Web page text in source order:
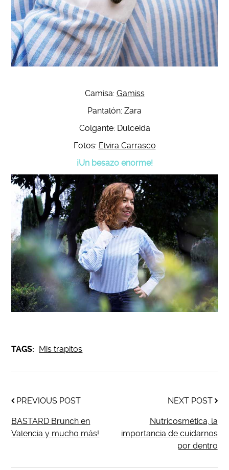
Camisa: Gamiss
Pantalón: Zara
Colgante: Dulceida
Fotos: Elvira Carrasco
¡Un besazo enorme!
TAGS: Mis trapitos
PREVIOUS POST
BASTARD Brunch en
Valencia y mucho más!
NEXT POST
Nutricosmética, la
importancia de cuidarnos
por dentro